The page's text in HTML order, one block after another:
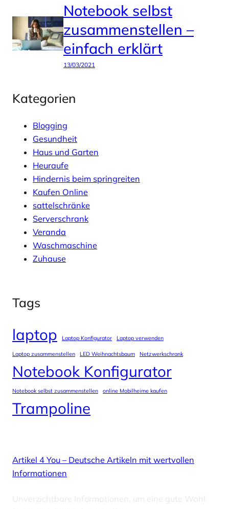
Notebook selbst
zusammenstellen –
einfach erklärt
13/03/2021
Kategorien
Blogging
Gesundheit
Haus und Garten
Heuraufe
Hindernis beim springreiten
Kaufen Online
sattelschränke
Serverschrank
Veranda
Waschmaschine
Zuhause
Tags
laptop Laptop Konfigurator Laptop verwenden
Laptop zusammenstellen LED Weihnachtsbaum Netzwerkschrank
Notebook Konfigurator
Notebook selbst zusammenstellen online Mobilheime kaufen
Trampoline
Artikel 4 You – Deutsche Artikeln mit wertvollen
Informationen
Unverzichtbare Informationen, um eine gute Wahl